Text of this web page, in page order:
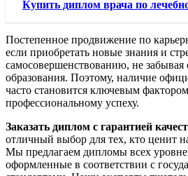
Купить диплом врача по
Постепенное продвижение по
если приобретать новые знания и
самосовершенствованию, не
образования. Поэтому, наличие
часто становится ключевым
профессиональному успеху.
Заказать диплом с гарантией
отличный выбор для тех, кто ценит
Мы предлагаем дипломы всех
оформленные в соответствии с